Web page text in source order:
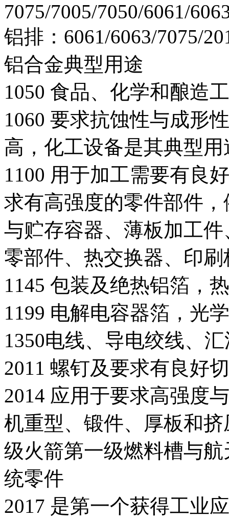
7075/7005/7050/6061/
铝排：6061/6063/7075/
铝合金典型用途
1050 食品、化学和酿造
1060 要求抗蚀性与成形
高，化工设备是其典型用
1100 用于加工需要有良
求有高强度的零件部件
与贮存容器、薄板加工
零部件、热交换器、印
1145 包装及绝热铝箔，
1199 电解电容器箔，光
1350电线、导电绞线、
2011 螺钉及要求有良好
2014 应用于要求高强度
机重型、锻件、厚板和
级火箭第一级燃料槽与
统零件
2017 是第一个获得工业